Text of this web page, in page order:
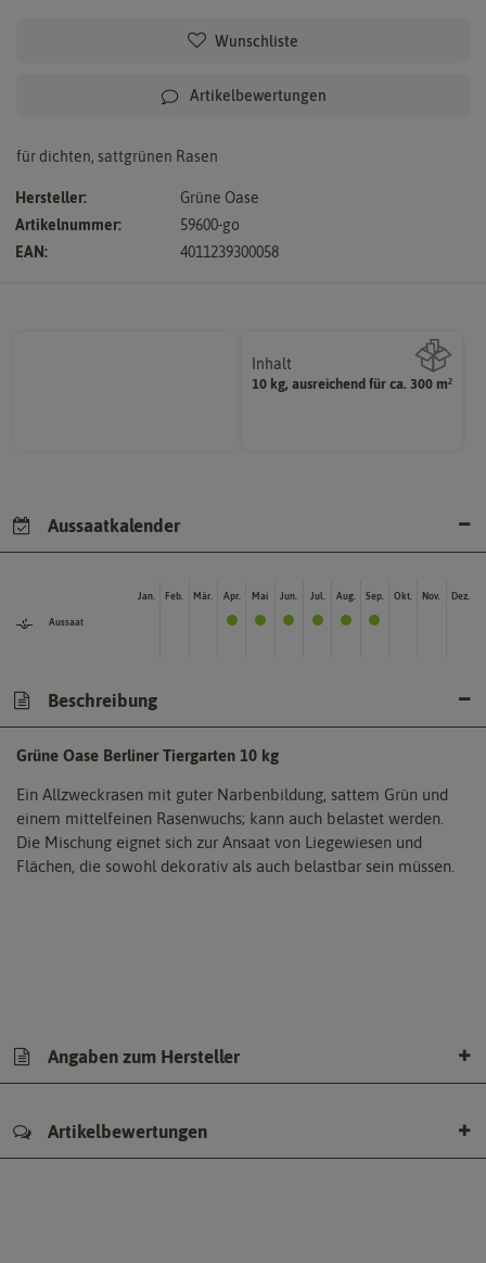
Wunschliste
Artikelbewertungen
für dichten, sattgrünen Rasen
Hersteller:
Grüne Oase
Artikelnummer:
59600-go
EAN:
4011239300058
Inhalt
10 kg, ausreichend für ca. 300 m²
Wie viel ist enthalten
Aussaatkalender
Aussaat
Jan. Feb. Mär. Apr. Mai Jun. Jul. Aug. Sep. Okt. Nov. Dez.
Beschreibung
Grüne Oase Berliner Tiergarten 10 kg
Ein Allzweckrasen mit guter Narbenbildung, sattem Grün und
einem mittelfeinen Rasenwuchs; kann auch belastet werden.
Die Mischung eignet sich zur Ansaat von Liegewiesen und
Flächen, die sowohl dekorativ als auch belastbar sein müssen.
Angaben zum Hersteller
Artikelbewertungen